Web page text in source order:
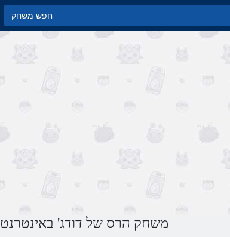
משחק הרס של דודג' באינטרנט